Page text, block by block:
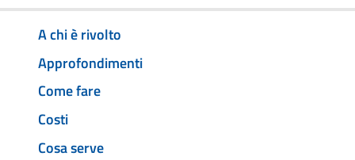
A chi è rivolto
Approfondimenti
Come fare
Costi
Cosa serve